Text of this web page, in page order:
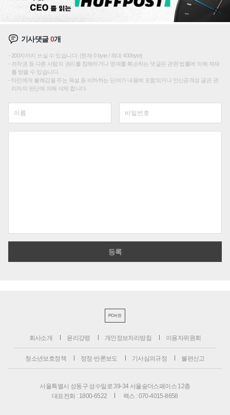
기사댓글0개
200자까지 쓰실 수 있습니다. (현재 0 byte / 최대 400byte)
저작권 등 다른 사람의 권리를 침해하거나 명예를 훼손하는 댓글은 관련 법률에 의해 제재
를 받을 수 있습니다.
타인에게 불쾌감을 주는 욕설 등 비하하는 단어가 내용에 포함되거나 인신공격성 글은 관
리자의 판단에 의해 삭제 합니다.
PC버전
회사소개 윤리강령 개인정보처리방침 이용자위원회
청소년보호정책 정정·반론보도 기사심의규정 불편신고
서울특별시 성동구 성수일로 39-34 서울숲더스페이스 12층
대표전화 : 1800-6522
팩스 : 070-4015-8658